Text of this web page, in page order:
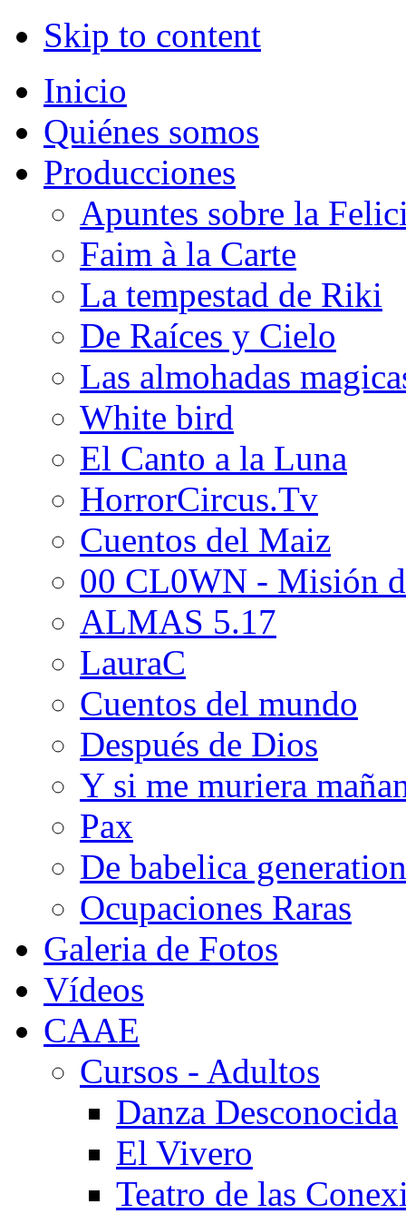
Skip to content
Inicio
Quiénes somos
Producciones
Apuntes sobre la
Faim à la Carte
La tempestad de Riki
De Raíces y Cielo
Las almohadas
White bird
El Canto a la Luna
HorrorCircus.Tv
Cuentos del Maiz
00 CL0WN - Misión
ALMAS 5.17
LauraC
Cuentos del mundo
Después de Dios
Y si me muriera
Pax
De babelica
Ocupaciones Raras
Galeria de Fotos
Vídeos
CAAE
Cursos - Adultos
Danza Desconocida
El Vivero
Teatro de las